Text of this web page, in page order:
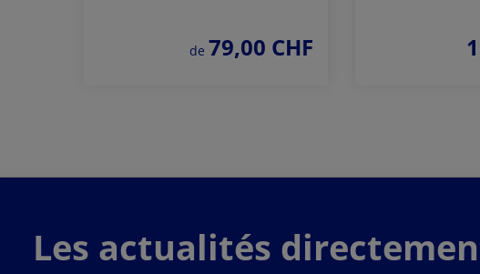
prix régulier :
de 79,00 CHF
Les actualités